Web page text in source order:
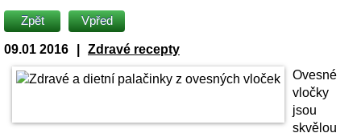
Zpět Vpřed
09.01 2016
Zdravé recepty
Ovesné
vločky
jsou
skvělou